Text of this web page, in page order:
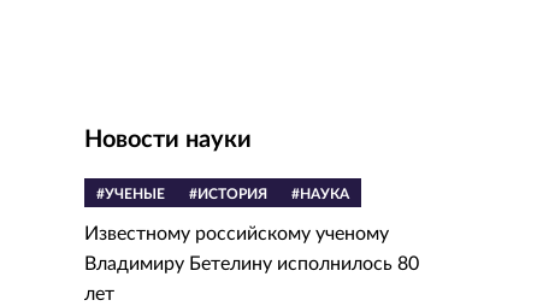
Новости науки
#УЧЕНЫЕ #ИСТОРИЯ #НАУКА
Известному российскому ученому
Владимиру Бетелину исполнилось 80
лет